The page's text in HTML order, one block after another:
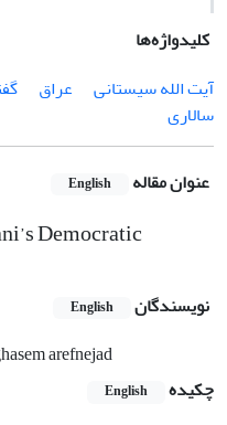
کلیدواژه‌ها
آیت الله سیستانی
عراق
سالاری
عنوان مقاله English
Democratic
نویسندگان English
arefnejad
چکیده
English